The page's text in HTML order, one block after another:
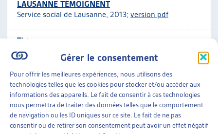
Gérer le consentement
Pour offrir les meilleures expériences, nous utilisons des
technologies telles que les cookies pour stocker et/ou accéder aux
informations des appareils. Le fait de consentir à ces technologies
nous permettra de traiter des données telles que le comportement
de navigation ou les ID uniques sur ce site. Le fait de ne pas
consentir ou de retirer son consentement peut avoir un effet négatif
LAUSANNE TÉMOIGNENT
Service social de Lausanne, 2013; version pdf
Logement
LA COOPÉRATIVE D’HABITATION COMME
RÉPONSE À LA CRISE DU LOGEMENT?
Pascal Magnin, dossier du mois, déc. 2012